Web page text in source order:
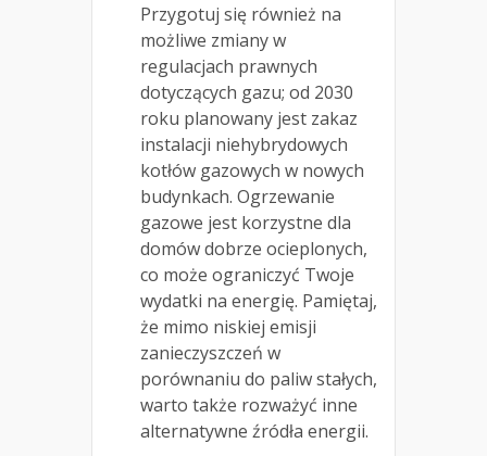
Przygotuj się również na
możliwe zmiany w
regulacjach prawnych
dotyczących gazu; od 2030
roku planowany jest zakaz
instalacji niehybrydowych
kotłów gazowych w nowych
budynkach. Ogrzewanie
gazowe jest korzystne dla
domów dobrze ocieplonych,
co może ograniczyć Twoje
wydatki na energię. Pamiętaj,
że mimo niskiej emisji
zanieczyszczeń w
porównaniu do paliw stałych,
warto także rozważyć inne
alternatywne źródła energii.